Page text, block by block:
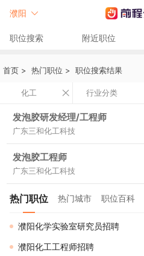
濮阳
职位搜索 附近职位
首页 > 热门职位 > 职位搜索结果
化工 行业分类
发泡胶研发经理/工程师
广东三和化工科技
发泡胶工程师
广东三和化工科技
热门职位 热门城市 职位百科
濮阳化学实验室研究员招聘
濮阳化工工程师招聘